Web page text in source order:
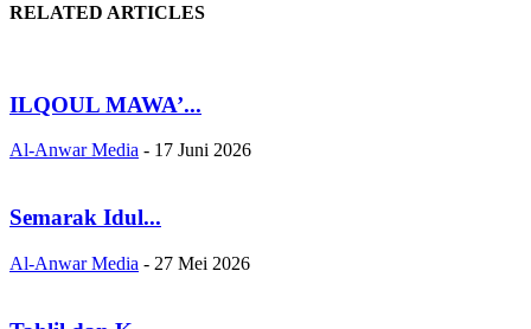
RELATED ARTICLES
ILQOUL MAWA’...
Al-Anwar Media - 17 Juni 2026
Semarak Idul...
Al-Anwar Media - 27 Mei 2026